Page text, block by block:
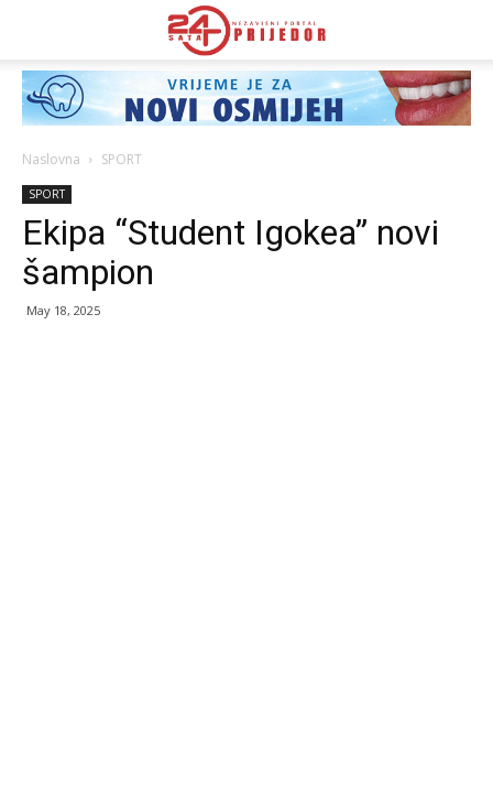
Naslovna SPORT
SPORT
Ekipa “Student Igokea” novi
šampion
May 18, 2025